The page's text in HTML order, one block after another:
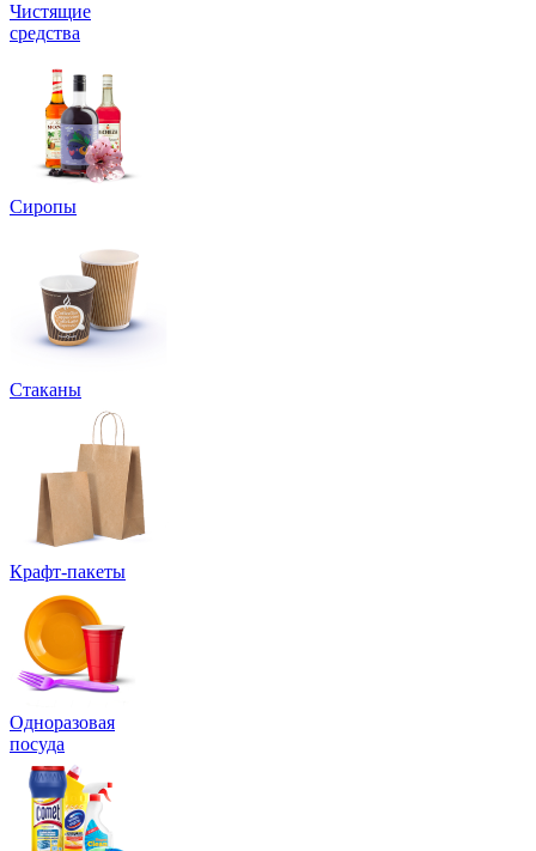
Чистящие
средства
Сиропы
Стаканы
Крафт-пакеты
Одноразовая
посуда